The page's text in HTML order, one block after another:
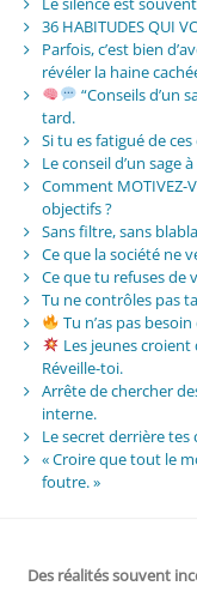
36 HABITUDES QUI
Parfois, c’est bien
révéler la haine
“Conseils d’un
tard.
Si tu es fatigué de
Le conseil d’un sage
Comment MOTIVEZ-
objectifs ?
Sans filtre, sans
Ce que la société ne
Ce que tu refuses de
Tu ne contrôles pas
Tu n’as pas
Les jeunes
Réveille-toi.
Arrête de chercher
interne.
Le secret derrière
« Croire que tout le
foutre. »
Des réalités souvent